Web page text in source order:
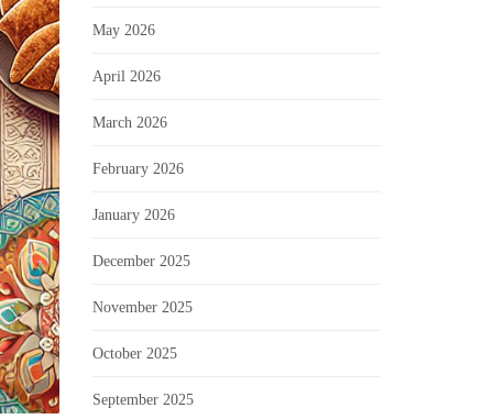
May 2026
April 2026
March 2026
February 2026
January 2026
December 2025
November 2025
October 2025
September 2025